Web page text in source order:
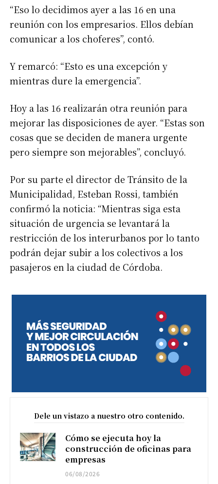
“Eso lo decidimos ayer a las 16 en una
reunión con los empresarios. Ellos debían
comunicar a los choferes”, contó.
Y remarcó: “Esto es una excepción y
mientras dure la emergencia”.
Hoy a las 16 realizarán otra reunión para
mejorar las disposiciones de ayer. “Estas son
cosas que se deciden de manera urgente
pero siempre son mejorables”, concluyó.
Por su parte el director de Tránsito de la
Municipalidad, Esteban Rossi, también
confirmó la noticia: “Mientras siga esta
situación de urgencia se levantará la
restricción de los interurbanos por lo tanto
podrán dejar subir a los colectivos a los
pasajeros en la ciudad de Córdoba.
Dele un vistazo a nuestro otro contenido.
Cómo se ejecuta hoy la
construcción de oficinas para
empresas
06/08/2026